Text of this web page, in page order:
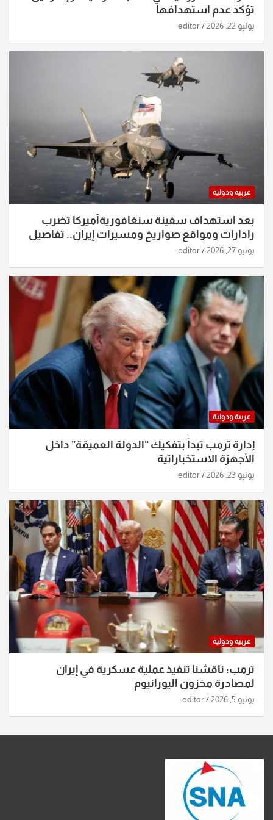
تؤكد عدم استهدافها
يوليو 22, 2026 editor
عربية ودولية
بعد استهداف سفينة سنغافوريةأميركا تضرب
رادارات ومواقع صواريخ ومسيرات إيران.. تفاصيل
الساعات الماضية
يونيو 27, 2026 editor
عربية ودولية
إدارة ترمب تبدأ بتفكيك “الدولة العميقة” داخل
الأجهزة الاستخباراتية
يونيو 23, 2026 editor
عربية ودولية
ترمب: ناقشنا تنفيذ عملية عسكرية في إيران
لمصادرة مخزون اليورانيوم
يونيو 5, 2026 editor